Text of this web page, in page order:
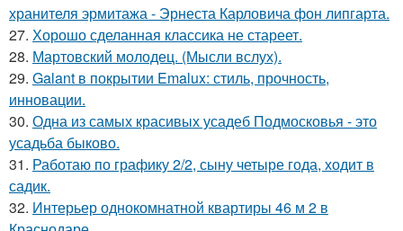
хранителя эрмитажа - Эрнеста Карловича фон липгарта.
27. Хорошо сделанная классика не стареет.
28. Мартовский молодец. (Мысли вслух).
29. Galant в покрытии Emalux: стиль, прочность,
инновации.
30. Одна из самых красивых усадеб Подмосковья - это
усадьба быково.
31. Работаю по графику 2/2, сыну четыре года, ходит в
садик.
32. Интерьер однокомнатной квартиры 46 м 2 в